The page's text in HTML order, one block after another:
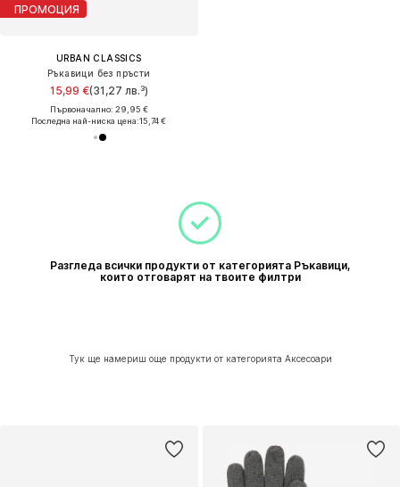
ПРОМОЦИЯ
URBAN CLASSICS
Ръкавици без пръсти
15,99 €(31,27 лв.³)
Първоначално: 29,95 €
Последна най-ниска цена:15,74 €
Разгледа всички продукти от категорията Ръкавици,
които отговарят на твоите филтри
Тук ще намериш още продукти от категорията Аксесоари